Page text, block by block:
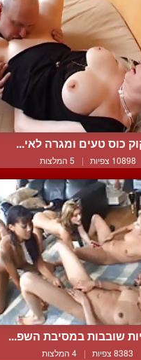
כוס טעים ומגרה לאי...
10898 צפיות | 5 המלצות
שובבות במסיבת השפ...
8383 צפיות | 4 המלצות